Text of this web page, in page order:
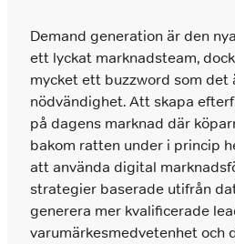
Rekrytering
Marknadsföring
Om du behöver stärka ditt
hjälper vi dig.
Demand generation är den
ett lyckat marknadsteam,
mycket ett buzzword som det
nödvändighet. Att skapa
på dagens marknad där
bakom ratten under i princip
att använda digital
strategier baserade utifrån
generera mer kvalificerade
varumärkesmedvetenhet och